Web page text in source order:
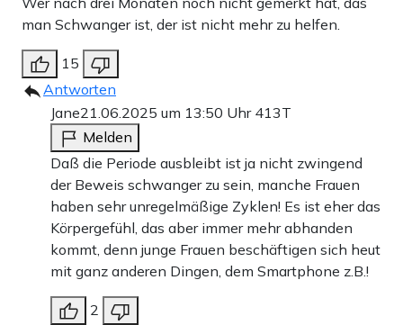
man Schwanger ist, der ist nicht mehr zu helfen.
15
Antworten
Jane21.06.2025 um 13:50 Uhr 413T
Melden
Daß die Periode ausbleibt ist ja nicht zwingend
der Beweis schwanger zu sein, manche Frauen
haben sehr unregelmäßige Zyklen! Es ist eher das
Körpergefühl, das aber immer mehr abhanden
kommt, denn junge Frauen beschäftigen sich heut
mit ganz anderen Dingen, dem Smartphone z.B.!
2